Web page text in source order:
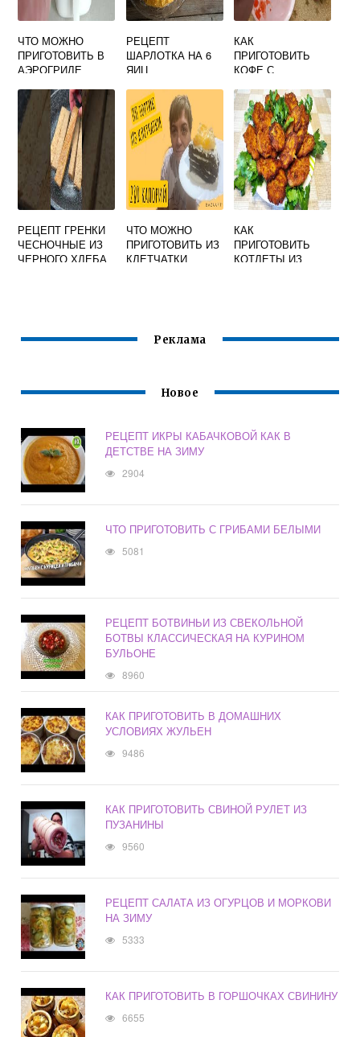
ЧТО МОЖНО
ПРИГОТОВИТЬ В
АЭРОГРИЛЕ
РЕЦЕПТ
ШАРЛОТКА НА 6
ЯИЦ
КАК
ПРИГОТОВИТЬ
КОФЕ С
РЕЦЕПТ ГРЕНКИ
ЧЕСНОЧНЫЕ ИЗ
ЧЕРНОГО ХЛЕБА
ЧТО МОЖНО
ПРИГОТОВИТЬ ИЗ
КЛЕТЧАТКИ
КАК
ПРИГОТОВИТЬ
КОТЛЕТЫ ИЗ
Реклама
Новое
РЕЦЕПТ ИКРЫ КАБАЧКОВОЙ КАК В
ДЕТСТВЕ НА ЗИМУ
2904
ЧТО ПРИГОТОВИТЬ С ГРИБАМИ БЕЛЫМИ
5081
РЕЦЕПТ БОТВИНЬИ ИЗ СВЕКОЛЬНОЙ
БОТВЫ КЛАССИЧЕСКАЯ НА КУРИНОМ
БУЛЬОНЕ
8960
КАК ПРИГОТОВИТЬ В ДОМАШНИХ
УСЛОВИЯХ ЖУЛЬЕН
9486
КАК ПРИГОТОВИТЬ СВИНОЙ РУЛЕТ ИЗ
ПУЗАНИНЫ
9560
РЕЦЕПТ САЛАТА ИЗ ОГУРЦОВ И МОРКОВИ
НА ЗИМУ
5333
КАК ПРИГОТОВИТЬ В ГОРШОЧКАХ СВИНИНУ
6655